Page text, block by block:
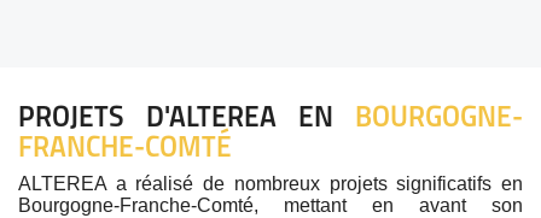
PROJETS D'ALTEREA EN BOURGOGNE-
FRANCHE-COMTÉ
ALTEREA a réalisé de nombreux projets significatifs en
Bourgogne-Franche-Comté, mettant en avant son